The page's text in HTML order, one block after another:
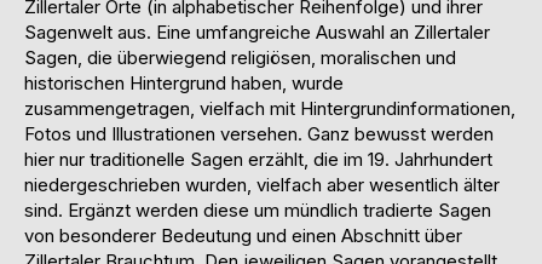
Zillertaler Orte (in alphabetischer Reihenfolge) und ihrer
Sagenwelt aus. Eine umfangreiche Auswahl an Zillertaler
Sagen, die überwiegend religiösen, moralischen und
historischen Hintergrund haben, wurde
zusammengetragen, vielfach mit Hintergrundinformationen,
Fotos und Illustrationen versehen. Ganz bewusst werden
hier nur traditionelle Sagen erzählt, die im 19. Jahrhundert
niedergeschrieben wurden, vielfach aber wesentlich älter
sind. Ergänzt werden diese um mündlich tradierte Sagen
von besonderer Bedeutung und einen Abschnitt über